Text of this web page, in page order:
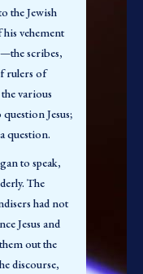
consistente
Pai, eu e
para viver
nos
das
Temos
os líderes
ao lado
paz entre a
entre a
ousaram
the Jewish
vehement
scribes,
rulers of
various
Jesus;
question.
to speak,
The
had not
Jesus and
out the
discourse,